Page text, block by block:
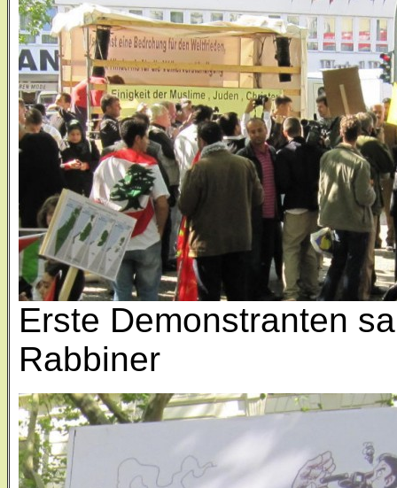
Erste Demonstranten
Rabbiner